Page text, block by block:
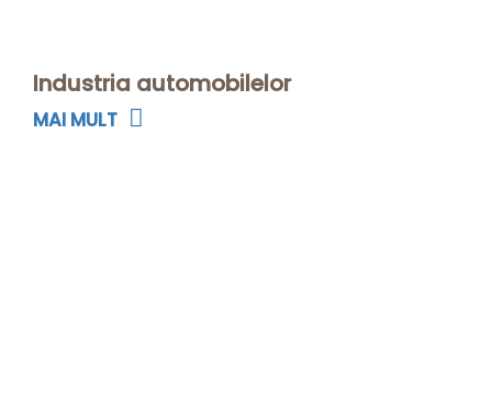
Industria automobilelor
MAI MULT